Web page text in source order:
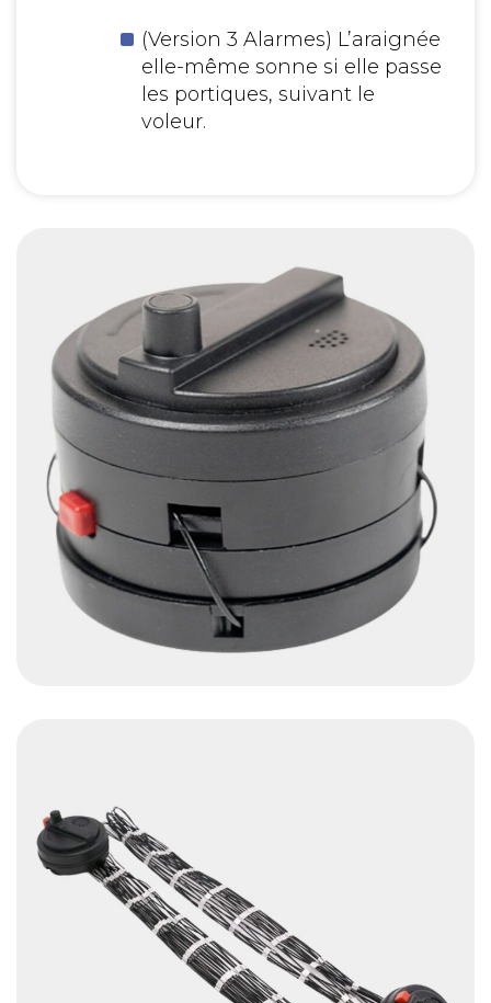
(Version 3 Alarmes) L’araignée
elle-même sonne si elle passe
les portiques, suivant le
voleur.